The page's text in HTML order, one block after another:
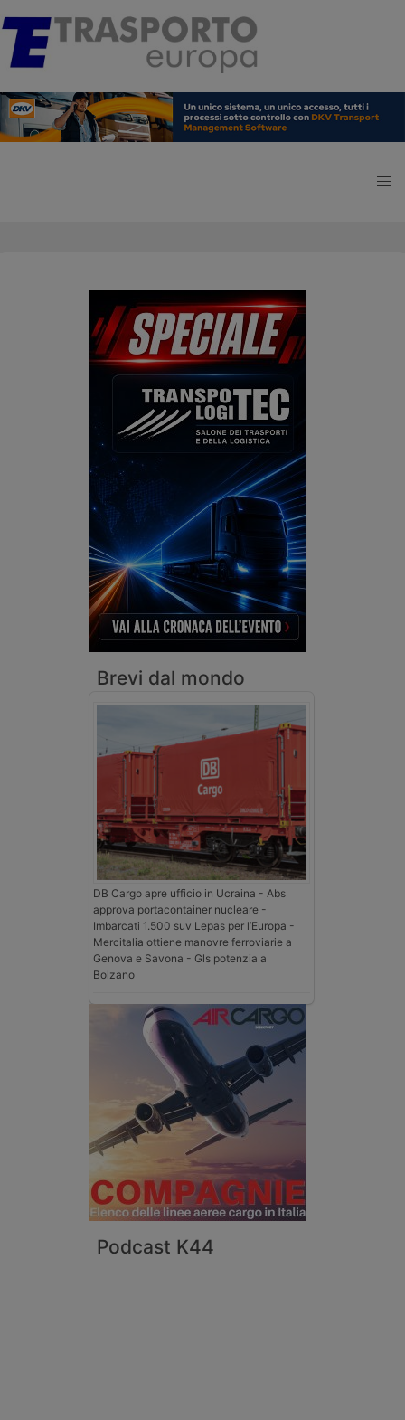
Brevi dal mondo
DB Cargo apre ufficio in Ucraina - Abs
approva portacontainer nucleare -
Imbarcati 1.500 suv Lepas per l’Europa -
Mercitalia ottiene manovre ferroviarie a
Genova e Savona - Gls potenzia a
Bolzano
Podcast K44